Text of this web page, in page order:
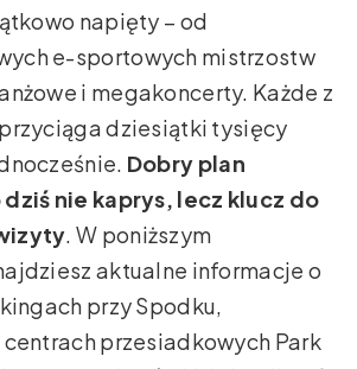
napięty – od
e-sportowych mistrzostw
i megakoncerty. Każde z
dziesiątki tysięcy
Dobry plan
nie kaprys, lecz klucz do
. W poniższym
aktualne informacje o
przy Spodku,
przesiadkowych Park